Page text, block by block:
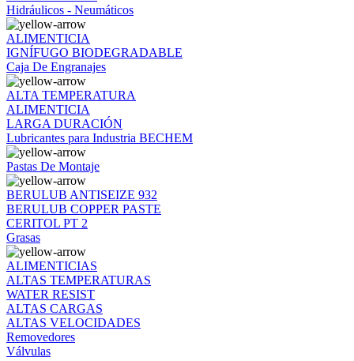
Hidráulicos - Neumáticos
ALIMENTICIA
IGNÍFUGO BIODEGRADABLE
Caja De Engranajes
ALTA TEMPERATURA
ALIMENTICIA
LARGA DURACIÓN
Lubricantes para Industria BECHEM
Pastas De Montaje
BERULUB ANTISEIZE 932
BERULUB COPPER PASTE
CERITOL PT 2
Grasas
ALIMENTICIAS
ALTAS TEMPERATURAS
WATER RESIST
ALTAS CARGAS
ALTAS VELOCIDADES
Removedores
Válvulas